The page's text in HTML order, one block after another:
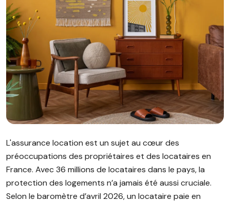
L'assurance location est un sujet au cœur des
préoccupations des propriétaires et des locataires en
France. Avec 36 millions de locataires dans le pays, la
protection des logements n’a jamais été aussi cruciale.
Selon le baromètre d’avril 2026, un locataire paie en